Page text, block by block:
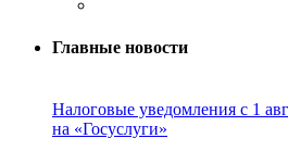
Главные новости
Налоговые уведомления с 1
на «Госуслуги»